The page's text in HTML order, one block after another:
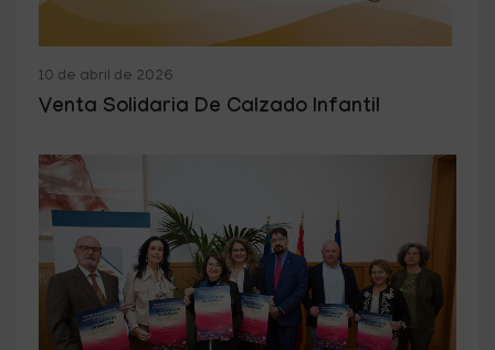
10 de abril de 2026
Venta Solidaria De Calzado Infantil